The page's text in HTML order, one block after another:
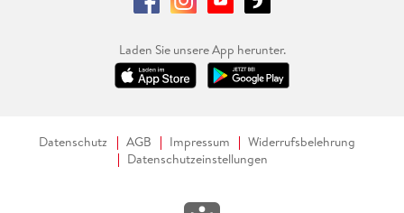
Laden Sie unsere App herunter.
Datenschutz AGB Impressum
Widerrufsbelehrung
Datenschutzeinstellungen